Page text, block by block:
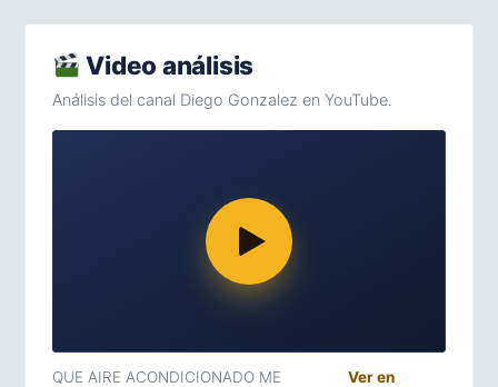
Video análisis
Análisis del canal Diego Gonzalez en YouTube.
QUE AIRE ACONDICIONADO ME
Ver en